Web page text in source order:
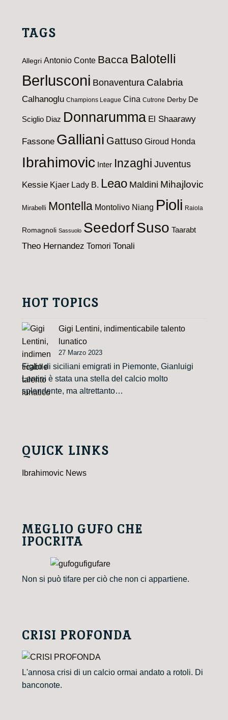
TAGS
Allegri Antonio Conte Bacca Balotelli
Berlusconi Bonaventura Calabria
Calhanoglu Champions League Cina Cutrone Derby De
Sciglio Diaz Donnarumma El Shaarawy
Fassone Galliani Gattuso Giroud Honda
Ibrahimovic Inter Inzaghi Juventus
Kessie Kjaer Lady B. Leao Maldini Mihajlovic
Mirabelli Montella Montolivo Niang Pioli Raiola
Romagnoli Sassuolo SeedorfSuso Taarabt
Theo Hernandez Tomori Tonali
HOT TOPICS
Gigi Lentini, indimenticabile talento
lunatico
27 Marzo 2023
Figlio di siciliani emigrati in Piemonte, Gianluigi
Lentini è stata una stella del calcio molto
splendente, ma altrettanto…
QUICK LINKS
Ibrahimovic News
MEGLIO GUFO CHE
IPOCRITA
Non si può tifare per ciò che non ci appartiene.
CRISI PROFONDA
L'annosa crisi di un calcio ormai andato a rotoli. Di
banconote.